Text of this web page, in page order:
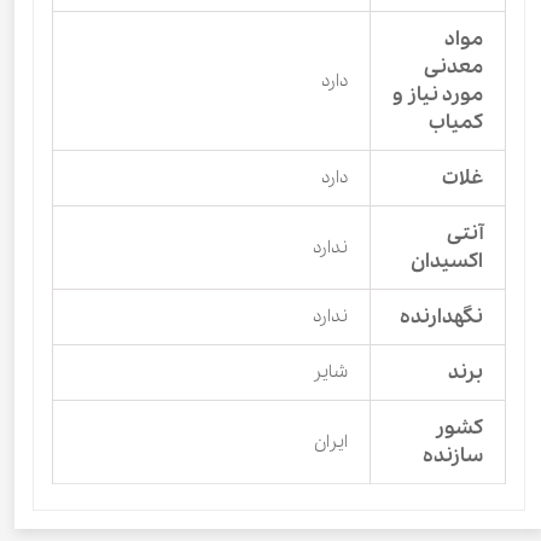
مواد
معدنی
مورد نیاز و
کمیاب
دارد
غلات دارد
آنتی
اکسیدان
ندارد
نگهدارنده ندارد
برند شایر
کشور
سازنده
ایران